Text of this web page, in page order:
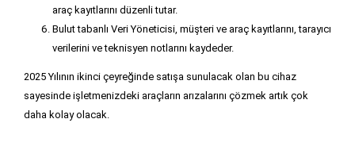
araç kayıtlarını düzenli tutar.
Bulut tabanlı Veri Yöneticisi, müşteri ve araç kayıtlarını, tarayıcı
verilerini ve teknisyen notlarını kaydeder.
2025 Yılının ikinci çeyreğinde satışa sunulacak olan bu cihaz
sayesinde işletmenizdeki araçların arızalarını çözmek artık çok
daha kolay olacak.